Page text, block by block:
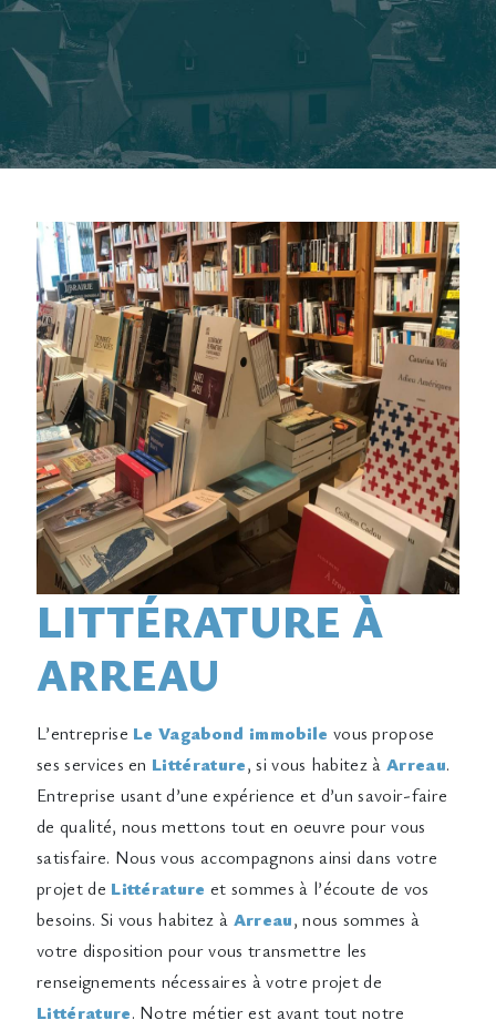
LITTÉRATURE À
ARREAU
L’entreprise Le Vagabond immobile vous propose
ses services en Littérature, si vous habitez àArreau.
Entreprise usant d’une expérience et d’un savoir-faire
de qualité, nous mettons tout en oeuvre pour vous
satisfaire. Nous vous accompagnons ainsi dans votre
projet de Littérature et sommes à l’écoute de vos
besoins. Si vous habitez à Arreau, nous sommes à
votre disposition pour vous transmettre les
renseignements nécessaires à votre projet de
Littérature. Notre métier est avant tout notre